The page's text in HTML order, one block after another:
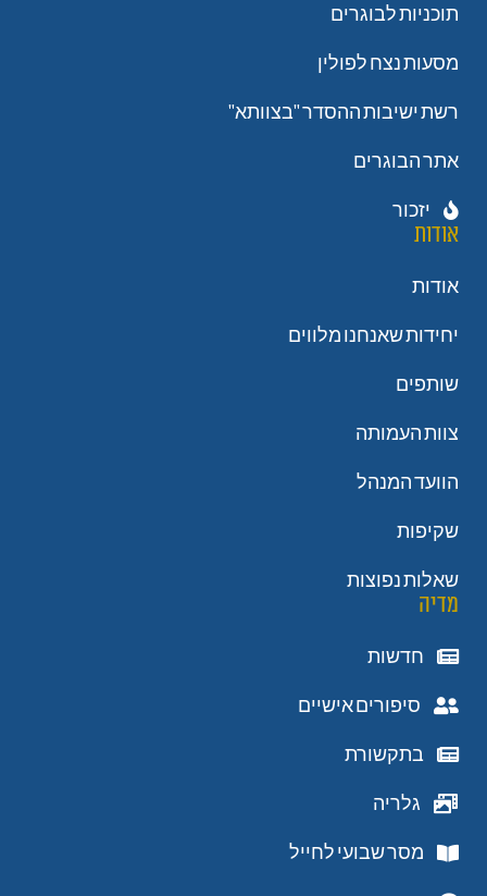
תוכניות לבוגרים
מסעות נצח לפולין
רשת ישיבות ההסדר "בצוותא"
אתר הבוגרים
יזכור
אודות
אודות
יחידות שאנחנו מלווים
שותפים
צוות העמותה
הוועד המנהל
שקיפות
שאלות נפוצות
מדיה
חדשות
סיפורים אישיים
בתקשורת
גלריה
מסר שבועי לחייל